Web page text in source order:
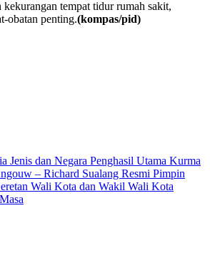
kekurangan tempat tidur rumah sakit,
obatan penting.(kompas/pid)
Jenis dan Negara Penghasil Utama Kurma
– Richard Sualang Resmi Pimpin
Wali Kota dan Wakil Wali Kota